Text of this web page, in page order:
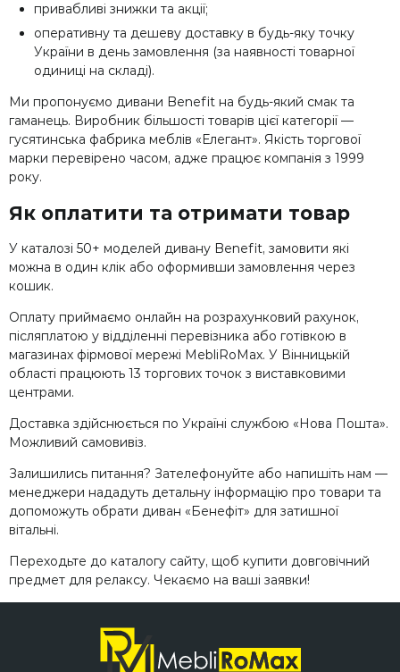
привабливі знижки та акції;
оперативну та дешеву доставку в будь-яку точку
України в день замовлення (за наявності товарної
одиниці на складі).
Ми пропонуємо дивани Benefit на будь-який смак та
гаманець. Виробник більшості товарів цієї категорії —
гусятинська фабрика меблів «Елегант». Якість торгової
марки перевірено часом, адже працює компанія з 1999
року.
Як оплатити та отримати товар
У каталозі 50+ моделей дивану Benefit, замовити які
можна в один клік або оформивши замовлення через
кошик.
Оплату приймаємо онлайн на розрахунковий рахунок,
післяплатою у відділенні перевізника або готівкою в
магазинах фірмової мережі MebliRoMax. У Вінницькій
області працюють 13 торгових точок з виставковими
центрами.
Доставка здійснюється по Україні службою «Нова Пошта».
Можливий самовивіз.
Залишились питання? Зателефонуйте або напишіть нам —
менеджери нададуть детальну інформацію про товари та
допоможуть обрати диван «Бенефіт» для затишної
вітальні.
Переходьте до каталогу сайту, щоб купити довговічний
предмет для релаксу. Чекаємо на ваші заявки!